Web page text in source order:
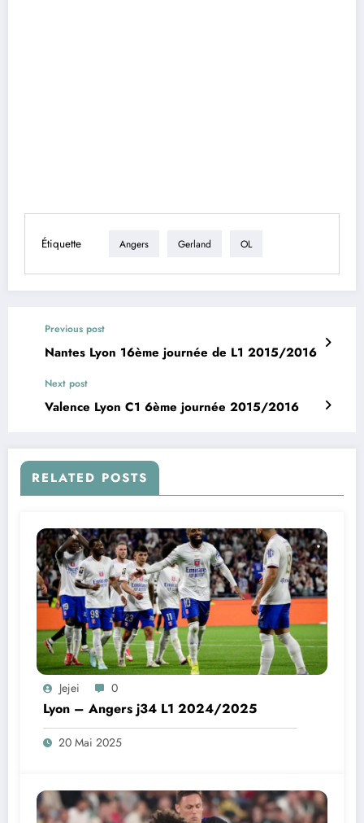
Étiquette Angers Gerland OL
Previous post
Nantes Lyon 16ème journée de L1 2015/2016
Next post
Valence Lyon C1 6ème journée 2015/2016
RELATED POSTS
Jejei 0
Lyon – Angers j34 L1 2024/2025
20 Mai 2025